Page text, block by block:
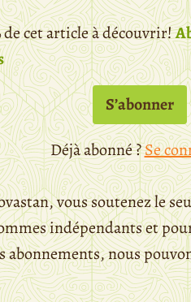
de cet article à découvrir!
S’abonner
Déjà abonné ?Se
vous soutenez le
indépendants et
abonnements, nous